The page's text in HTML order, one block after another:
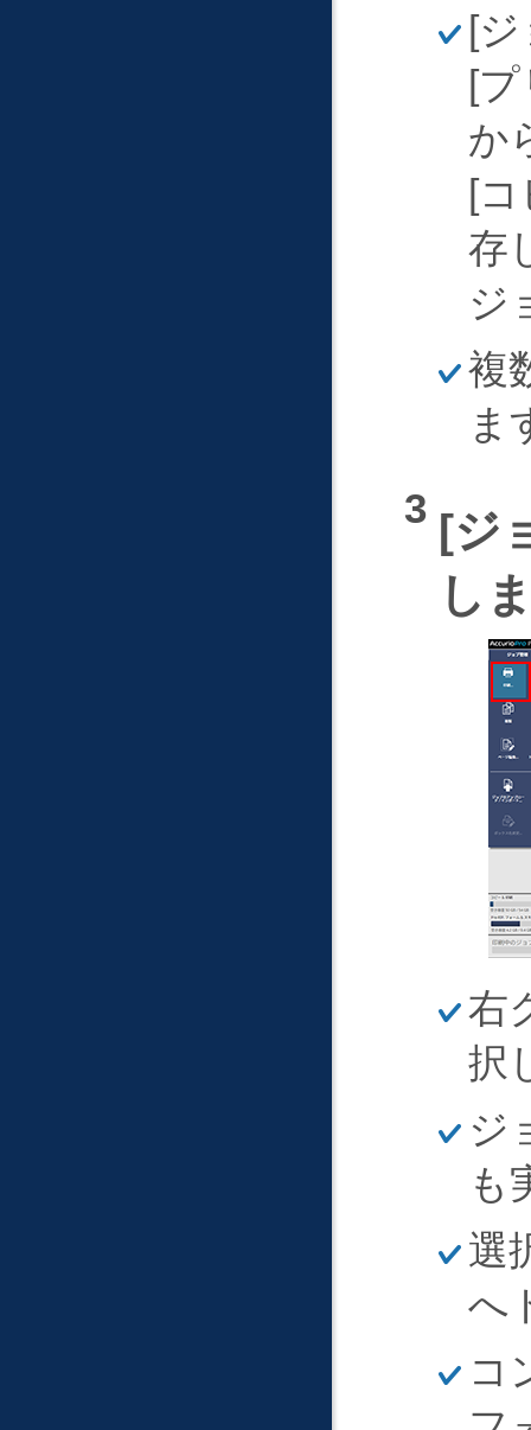
ほ
く
ジ
プ
か
コ
存
ジ
ほ
そ
く
複
ま
ジ
し
そ
く
右
択
そ
ジ
も
ほ
そ
選
へ
コ